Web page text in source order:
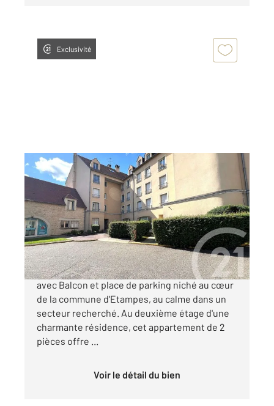
Exclusivité
ETAMPES 91
41,98 m2 , 2 pièces
Ref : 16766
Appartement F2 à vendre
131 000 €
Découvrez ce Bel Appartement de type F2
avec Balcon et place de parking niché au cœur
de la commune d'Etampes, au calme dans un
secteur recherché. Au deuxième étage d'une
charmante résidence, cet appartement de 2
pièces offre ...
Voir le détail du bien